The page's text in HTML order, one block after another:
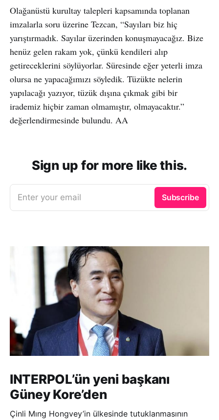
Olağanüstü kurultay talepleri kapsamında toplanan
imzalarla soru üzerine Tezcan, “Sayıları biz hiç
yarıştırmadık. Sayılar üzerinden konuşmayacağız. Bize
henüz gelen rakam yok, çünkü kendileri alıp
getireceklerini söylüyorlar. Süresinde eğer yeterli imza
olursa ne yapacağımızı söyledik. Tüzükte nelerin
yapılacağı yazıyor, tüzük dışına çıkmak gibi bir
irademiz hiçbir zaman olmamıştır, olmayacaktır.”
değerlendirmesinde bulundu. AA
Sign up for more like this.
Enter your email Subscribe
INTERPOL’ün yeni başkanı
Güney Kore’den
Çinli Mıng Hongvey’in ülkesinde tutuklanmasının